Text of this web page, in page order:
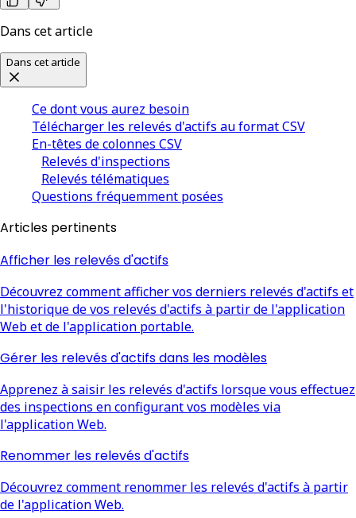
Dans cet article
Dans cet article
Ce dont vous aurez besoin
Télécharger les relevés d'actifs au format CSV
En-têtes de colonnes CSV
Relevés d'inspections
Relevés télématiques
Questions fréquemment posées
Articles pertinents
Afficher les relevés d'actifs
Découvrez comment afficher vos derniers relevés d'actifs et
l'historique de vos relevés d'actifs à partir de l'application
Web et de l'application portable.
Gérer les relevés d'actifs dans les modèles
Apprenez à saisir les relevés d'actifs lorsque vous effectuez
des inspections en configurant vos modèles via
l'application Web.
Renommer les relevés d'actifs
Découvrez comment renommer les relevés d'actifs à partir
de l'application Web.